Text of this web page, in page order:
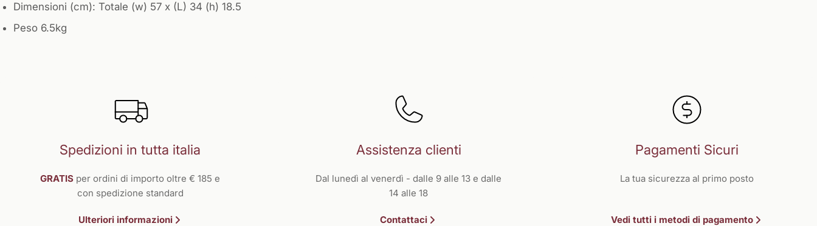
Dimensioni (cm): Totale (w) 57 x (L) 34 (h) 18.5
Peso 6.5kg
Spedizioni in tutta italia
GRATIS per ordini di importo oltre € 185 e
con spedizione standard
Ulteriori informazioni
Assistenza clienti
Dal lunedì al venerdì - dalle 9 alle 13 e dalle
14 alle 18
Contattaci
Pagamenti Sicuri
La tua sicurezza al primo posto
Vedi tutti i metodi di pagamento